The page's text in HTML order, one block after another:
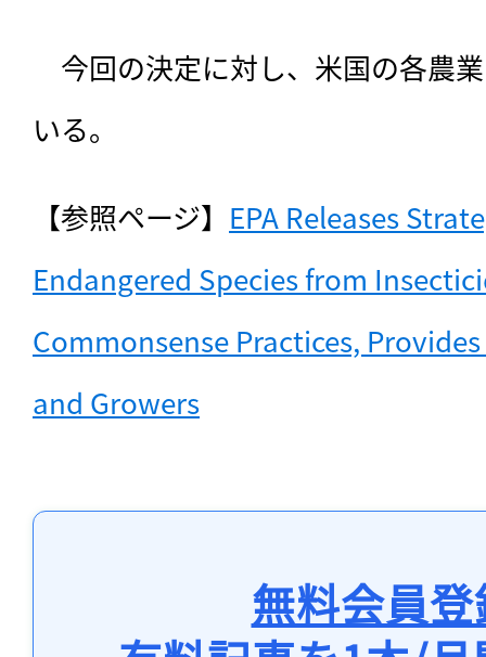
今回の決定に対し、米国の各農
いる。
【参照ページ】 EPA Releases
Endangered Species from
Commonsense Practices,
and Growers
無料会員